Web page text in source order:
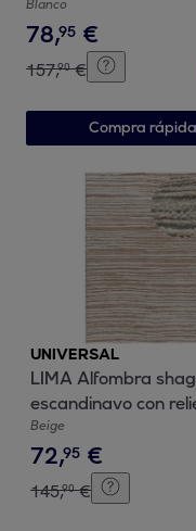
disponibles
Blanco
78,95 €
157,90 €
Compra rápida
UNIVERSAL
LIMA Alfombra
escandinavo con
beige, varias
disponibles
Beige
72,95 €
145,90 €